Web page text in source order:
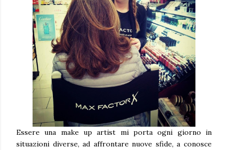
Essere una make up artist mi porta ogni giorno in
situazioni diverse, ad affrontare nuove sfide, a conosce